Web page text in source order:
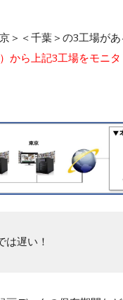
＞＜千葉＞の3工場があ
から上記3工場をモニ
は遅い！